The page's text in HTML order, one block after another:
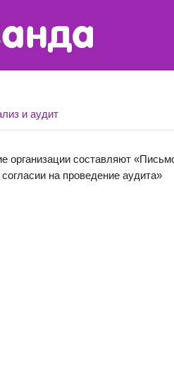
и аудит
организации составляют
на проведение аудита»